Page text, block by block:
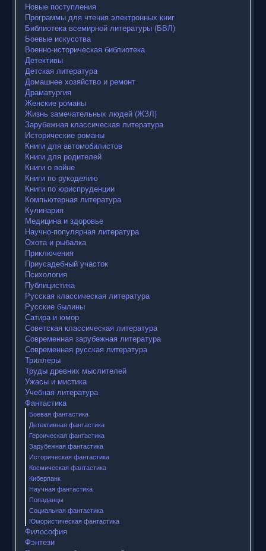
Новые поступления
Программы для чтения электронных книг
Библиотека всемирной литературы (БВЛ)
Боевые искусства
Военно-историческая библиотека
Детективы
Детская литература
Домашнее хозяйство и ремонт
Драматургия
Женские романы
Жизнь замечательных людей (ЖЗЛ)
Зарубежная классическая литература
Исторические романы
Книги для автомобилистов
Книги для родителей
Книги о войне
Книги по рукоделию
Книги по юриспруденции
Компьютерная литература
Кулинария
Медицина и здоровье
Научно-популярная литература
Охота и рыбалка
Приключения
Приусадебный участок
Психология
Публицистика
Русская классическая литература
Русские былины
Сатира и юмор
Советская классическая литература
Современная зарубежная литература
Современная русская литература
Триллеры
Труды древних мыслителей
Ужасы и мистика
Учебная литература
Фантастика
Боевая фантастика
Детективная фантастика
Героическая фантастика
Зарубежная фантастика
Историческая фантастика
Космическая фантастика
Киберпанк
Научная фантастика
Попаданцы
Социальная фантастика
Юмористическая фантастика
Философия
Фэнтези